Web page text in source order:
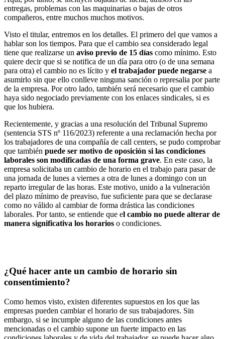
entregas, problemas con las maquinarias o bajas de otros
compañeros, entre muchos muchos motivos.
Visto el titular, entremos en los detalles. El primero del que vamos a
hablar son los tiempos. Para que el cambio sea considerado legal
tiene que realizarse un aviso previo de 15 días como mínimo. Esto
quiere decir que si se notifica de un día para otro (o de una semana
para otra) el cambio no es lícito y el trabajador puede negarse a
asumirlo sin que ello conlleve ninguna sanción o represalia por parte
de la empresa. Por otro lado, también será necesario que el cambio
haya sido negociado previamente con los enlaces sindicales, si es
que los hubiera.
Recientemente, y gracias a una resolución del Tribunal Supremo
(sentencia STS nº 116/2023) referente a una reclamación hecha por
los trabajadores de una compañía de call centers, se pudo comprobar
que también puede ser motivo de oposición si las condiciones
laborales son modificadas de una forma grave. En este caso, la
empresa solicitaba un cambio de horario en el trabajo para pasar de
una jornada de lunes a viernes a otra de lunes a domingo con un
reparto irregular de las horas. Este motivo, unido a la vulneración
del plazo mínimo de preaviso, fue suficiente para que se declarase
como no válido al cambiar de forma drástica las condiciones
laborales. Por tanto, se entiende que el cambio no puede alterar de
manera significativa los horarios o condiciones.
¿Qué hacer ante un cambio de horario sin
consentimiento?
Como hemos visto, existen diferentes supuestos en los que las
empresas pueden cambiar el horario de sus trabajadores. Sin
embargo, si se incumple alguno de las condiciones antes
mencionadas o el cambio supone un fuerte impacto en las